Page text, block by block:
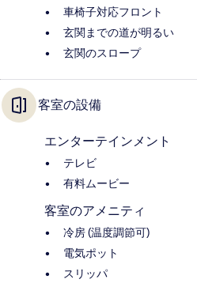
車椅子対応フロント
玄関までの道が明るい
玄関のスロープ
客室の設備
エンターテインメント
テレビ
有料ムービー
客室のアメニティ
冷房 (温度調節可)
電気ポット
スリッパ